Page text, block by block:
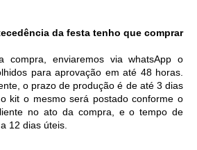
da festa tenho que comprar
compra, enviaremos via whatsApp o
para aprovação em até 48 horas.
o prazo de produção é de até 3 dias
kit o mesmo será postado conforme o
no ato da compra, e o tempo de
12 dias úteis.